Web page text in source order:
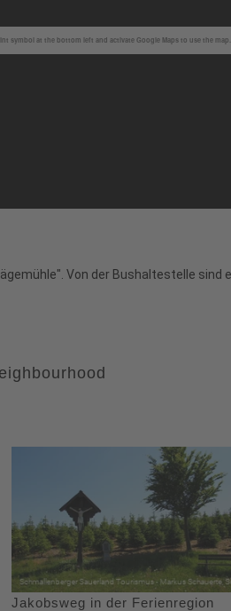
symbol at the bottom left and activate Google Maps to use the map.
Von der Bushaltestelle sind
Jakobsweg in der Ferienregion